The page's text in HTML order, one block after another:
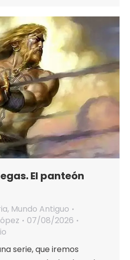
El panteón
, Mundo Antiguo
07/08/2026
serie, que iremos